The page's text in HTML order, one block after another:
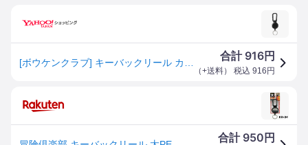
合計 916円
（+送料） 税込 916 円
合計 950 円